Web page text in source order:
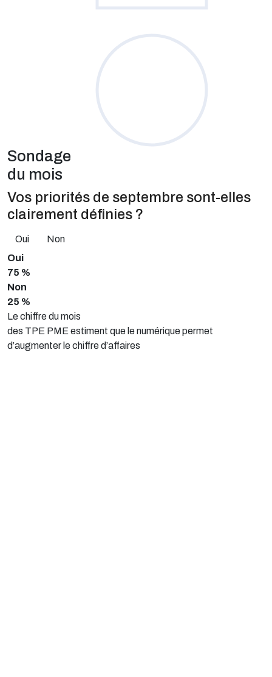
Sondage
du mois
Vos priorités de septembre sont-elles
clairement définies ?
Oui
Non
Oui
75 %
Non
25 %
Le chiffre du mois
des TPE PME estiment que le numérique permet
d’augmenter le chiffre d’affaires